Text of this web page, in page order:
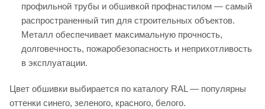
профильной трубы и обшивкой профнастилом — самый
распространенный тип для строительных объектов.
Металл обеспечивает максимальную прочность,
долговечность, пожаробезопасность и неприхотливость
в эксплуатации.
Цвет обшивки выбирается по каталогу RAL — популярны
оттенки синего, зеленого, красного, белого.